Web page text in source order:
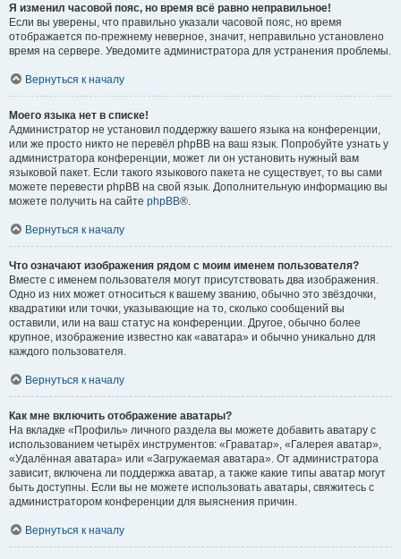
Я изменил часовой пояс, но время всё равно неправильное!
Если вы уверены, что правильно указали часовой пояс, но время
отображается по-прежнему неверное, значит, неправильно установлено
время на сервере. Уведомите администратора для устранения проблемы.
Вернуться к началу
Моего языка нет в списке!
Администратор не установил поддержку вашего языка на конференции,
или же просто никто не перевёл phpBB на ваш язык. Попробуйте узнать у
администратора конференции, может ли он установить нужный вам
языковой пакет. Если такого языкового пакета не существует, то вы сами
можете перевести phpBB на свой язык. Дополнительную информацию вы
можете получить на сайте phpBB®.
Вернуться к началу
Что означают изображения рядом с моим именем пользователя?
Вместе с именем пользователя могут присутствовать два изображения.
Одно из них может относиться к вашему званию, обычно это звёздочки,
квадратики или точки, указывающие на то, сколько сообщений вы
оставили, или на ваш статус на конференции. Другое, обычно более
крупное, изображение известно как «аватара» и обычно уникально для
каждого пользователя.
Вернуться к началу
Как мне включить отображение аватары?
На вкладке «Профиль» личного раздела вы можете добавить аватару с
использованием четырёх инструментов: «Граватар», «Галерея аватар»,
«Удалённая аватара» или «Загружаемая аватара». От администратора
зависит, включена ли поддержка аватар, а также какие типы аватар могут
быть доступны. Если вы не можете использовать аватары, свяжитесь с
администратором конференции для выяснения причин.
Вернуться к началу